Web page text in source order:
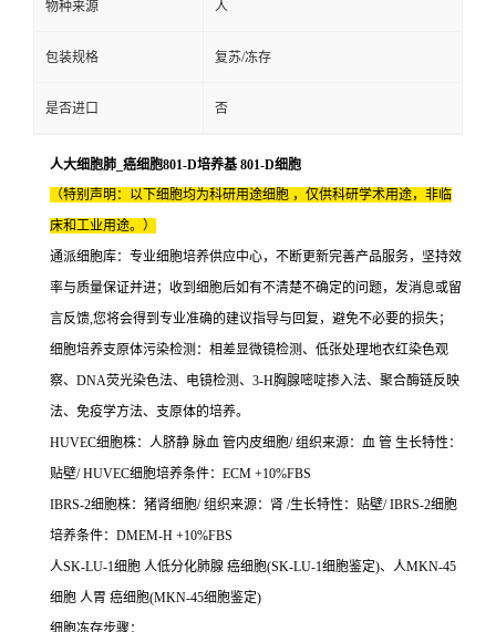
物种来源 人
包装规格 复苏/冻存
是否进口 否
人大细胞肺_癌细胞801-D培养基 801-D细胞
（特别声明：以下细胞均为科研用途细胞 ，仅供科研学术用途，非临
床和工业用途。）
通派细胞库：专业细胞培养供应中心，不断更新完善产品服务，坚持效
率与质量保证并进；收到细胞后如有不清楚不确定的问题，发消息或留
言反馈,您将会得到专业准确的建议指导与回复，避免不必要的损失；
细胞培养支原体污染检测：相差显微镜检测、低张处理地衣红染色观
察、DNA荧光染色法、电镜检测、3-H胸腺嘧啶掺入法、聚合酶链反映
法、免疫学方法、支原体的培养。
HUVEC细胞株：人脐静 脉血 管内皮细胞/ 组织来源：血 管 生长特性：
贴壁/ HUVEC细胞培养条件：ECM +10%FBS
IBRS-2细胞株：猪肾细胞/ 组织来源：肾 /生长特性：贴壁/ IBRS-2细胞
培养条件：DMEM-H +10%FBS
人SK-LU-1细胞 人低分化肺腺 癌细胞(SK-LU-1细胞鉴定)、人MKN-45
细胞 人胃 癌细胞(MKN-45细胞鉴定)
细胞冻存步骤：